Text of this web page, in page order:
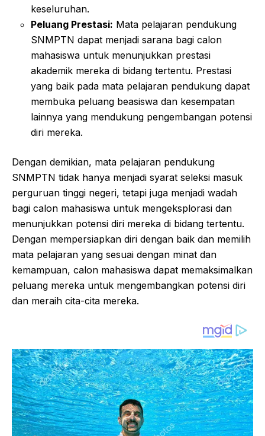
keseluruhan.
Peluang Prestasi: Mata pelajaran pendukung
SNMPTN dapat menjadi sarana bagi calon
mahasiswa untuk menunjukkan prestasi
akademik mereka di bidang tertentu. Prestasi
yang baik pada mata pelajaran pendukung dapat
membuka peluang beasiswa dan kesempatan
lainnya yang mendukung pengembangan potensi
diri mereka.
Dengan demikian, mata pelajaran pendukung
SNMPTN tidak hanya menjadi syarat seleksi masuk
perguruan tinggi negeri, tetapi juga menjadi wadah
bagi calon mahasiswa untuk mengeksplorasi dan
menunjukkan potensi diri mereka di bidang tertentu.
Dengan mempersiapkan diri dengan baik dan memilih
mata pelajaran yang sesuai dengan minat dan
kemampuan, calon mahasiswa dapat memaksimalkan
peluang mereka untuk mengembangkan potensi diri
dan meraih cita-cita mereka.